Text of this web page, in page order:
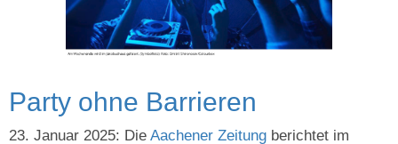
Party ohne Barrieren
23. Januar 2025: Die Aachener Zeitung berichtet im